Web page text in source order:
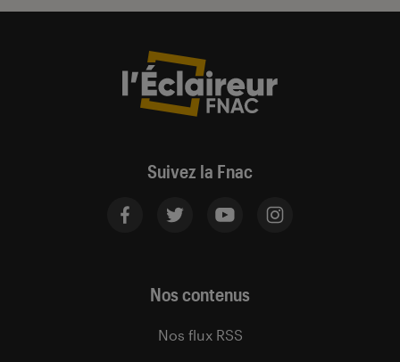
Suivez la Fnac
Nos contenus
Nos flux RSS